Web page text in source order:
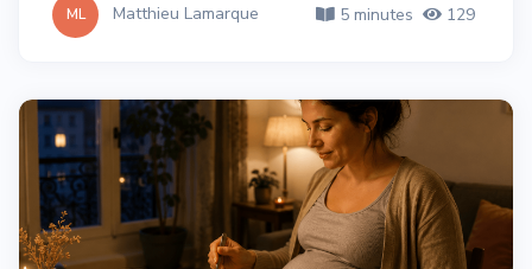
ML Matthieu Lamarque 5 minutes 129